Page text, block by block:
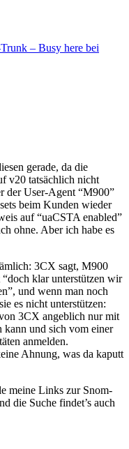
– Busy here bei
gerade, da die
v20 tatsächlich nicht
der User-Agent “M900”
beim Kunden wieder
auf “uaCSTA enabled”
ohne. Aber ich habe es
3CX sagt, M900
klar unterstützen wir
und wenn man noch
es nicht unterstützen:
3CX angeblich nur mit
kann und sich vom einer
anmelden.
Ahnung, was da kaputt
meine Links zur Snom-
die Suche findet’s auch